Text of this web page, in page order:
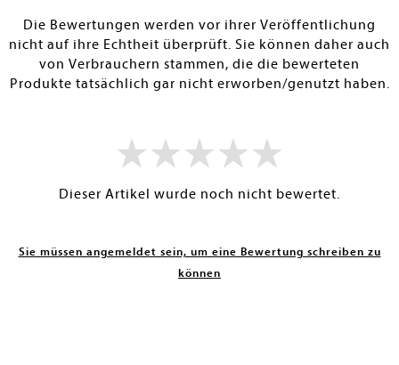
Die Bewertungen werden vor ihrer Veröffentlichung
nicht auf ihre Echtheit überprüft. Sie können daher auch
von Verbrauchern stammen, die die bewerteten
Produkte tatsächlich gar nicht erworben/genutzt haben.
Dieser Artikel wurde noch nicht bewertet.
Sie müssen angemeldet sein, um eine Bewertung schreiben zu
können